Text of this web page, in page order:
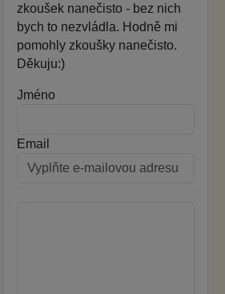
zkoušek nanečisto - bez nich
bych to nezvládla. Hodně mi
pomohly zkoušky nanečisto.
Děkuju:)
Jméno
Email